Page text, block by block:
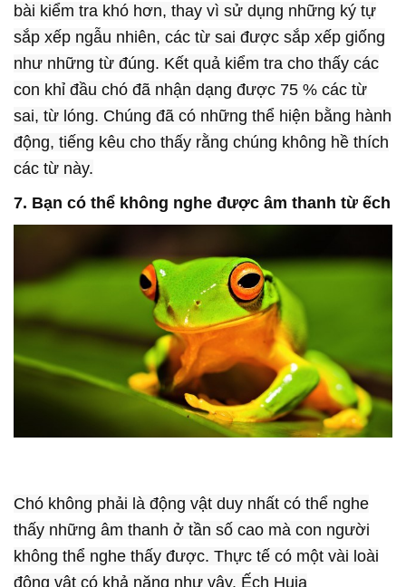
bài kiểm tra khó hơn, thay vì sử dụng những ký tự
sắp xếp ngẫu nhiên, các từ sai được sắp xếp giống
như những từ đúng. Kết quả kiểm tra cho thấy các
con khỉ đầu chó đã nhận dạng được 75 % các từ
sai, từ lóng. Chúng đã có những thể hiện bằng hành
động, tiếng kêu cho thấy rằng chúng không hề thích
các từ này.
7. Bạn có thể không nghe được âm thanh từ ếch
Chó không phải là động vật duy nhất có thể nghe
thấy những âm thanh ở tần số cao mà con người
không thể nghe thấy được. Thực tế có một vài loài
động vật có khả năng như vậy. Ếch Huia